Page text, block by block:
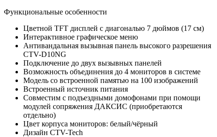
Функциональные особенности
Цветной TFT дисплей с диагональю 7 дюймов (17 см)
Интерактивное графическое меню
Антивандальная вызывная панель высокого разрешения
CTV-D10NG
Подключение до двух вызывных панелей
Возможность объединения до 4 мониторов в системе
Модель со встроенной памятью на 100 изображений
Встроенный источник питания
Совместим с подъездными домофонами при помощи
модулей сопряжения ДАКСИС (приобретаются
отдельно)
Цвет корпуса мониторов: белый/чёрный
Дизайн CTV-Tech